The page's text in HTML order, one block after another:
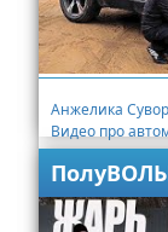
Анжелика
Видео про